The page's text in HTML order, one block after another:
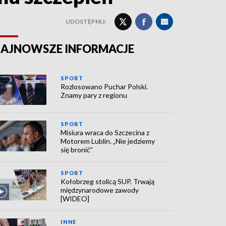
UDOSTĘPNIJ:
INFORMACJE
SPORT
Rozlosowano Puchar Polski.
Znamy pary z regionu
SPORT
Misiura wraca do Szczecina z
Motorem Lublin. „Nie jedziemy
się bronić”
SPORT
Kołobrzeg stolicą SUP. Trwają
międzynarodowe zawody
[WIDEO]
INNE